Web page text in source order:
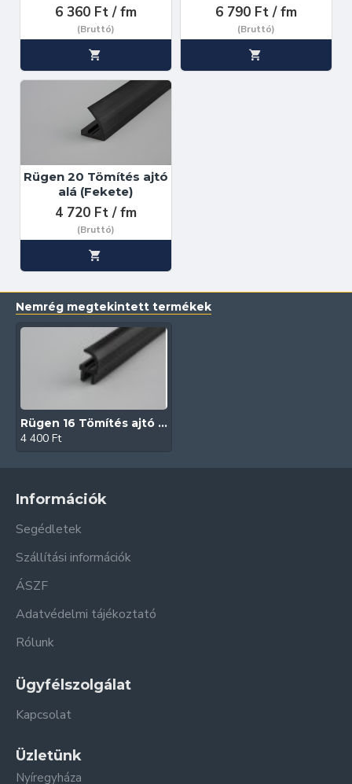
6 360 Ft / fm
(Bruttó)
6 790 Ft / fm
(Bruttó)
Rügen 20 Tömítés ajtó
alá (Fekete)
4 720 Ft / fm
(Bruttó)
Nemrég megtekintett termékek
Rügen 16 Tömítés ajtó alá (Fekete)
4 400 Ft
Információk
Segédletek
Szállítási információk
ÁSZF
Adatvédelmi tájékoztató
Rólunk
Ügyfélszolgálat
Kapcsolat
Üzletünk
Nyíregyháza